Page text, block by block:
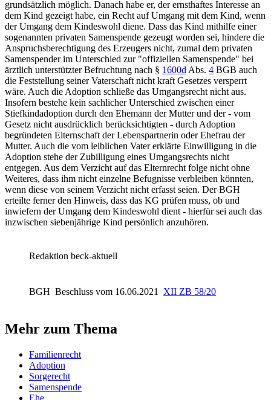
grundsätzlich möglich. Danach habe er, der ernsthaftes Interesse an
dem Kind gezeigt habe, ein Recht auf Umgang mit dem Kind, wenn
der Umgang dem Kindeswohl diene. Dass das Kind mithilfe einer
sogenannten privaten Samenspende gezeugt worden sei, hindere die
Anspruchsberechtigung des Erzeugers nicht, zumal dem privaten
Samenspender im Unterschied zur "offiziellen Samenspende" bei
ärztlich unterstützter Befruchtung nach § 1600dAbs. 4 BGB auch
die Feststellung seiner Vaterschaft nicht kraft Gesetzes versperrt
wäre. Auch die Adoption schließe das Umgangsrecht nicht aus.
Insofern bestehe kein sachlicher Unterschied zwischen einer
Stiefkindadoption durch den Ehemann der Mutter und der - vom
Gesetz nicht ausdrücklich berücksichtigten - durch Adoption
begründeten Elternschaft der Lebenspartnerin oder Ehefrau der
Mutter. Auch die vom leiblichen Vater erklärte Einwilligung in die
Adoption stehe der Zubilligung eines Umgangsrechts nicht
entgegen. Aus dem Verzicht auf das Elternrecht folge nicht ohne
Weiteres, dass ihm nicht einzelne Befugnisse verbleiben könnten,
wenn diese von seinem Verzicht nicht erfasst seien. DerBGH
erteilte ferner den Hinweis, dass das KG prüfen muss, ob und
inwiefern der Umgang dem Kindeswohl dient - hierfür sei auch das
inzwischen siebenjährige Kind persönlich anzuhören.
Redaktion beck-aktuell
BGH Beschluss vom 16.06.2021 XII ZB 58/20
Mehr zum Thema
Familienrecht
Adoption
Sorgerecht
Samenspende
Ehe